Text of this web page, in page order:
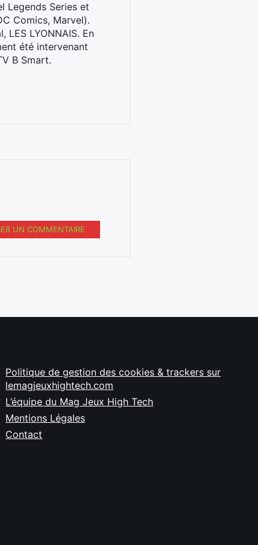
Legends Series et
Comics, Marvel).
LYONNAIS. En
été intervenant
B Smart.
UN COMMENTAIRE
Politique de gestion des cookies & trackers sur
lemagjeuxhightech.com
L’équipe du Mag Jeux High Tech
Mentions Légales
Contact